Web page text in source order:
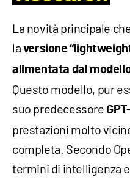
La novità principale
la versione
alimentata dal
Questo modello, pur
suo predecessore
prestazioni molto
completa. Secondo
termini di intelligenza